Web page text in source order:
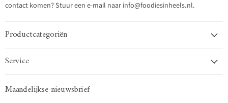
contact komen? Stuur een e-mail naar info@foodiesinheels.nl.
Productcategoriën
Service
Maandelijkse nieuwsbrief